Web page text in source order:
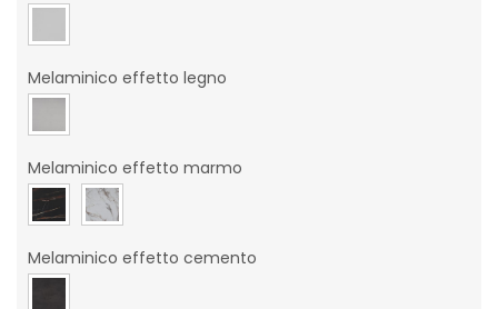
Melaminico effetto legno
Melaminico effetto marmo
Melaminico effetto cemento